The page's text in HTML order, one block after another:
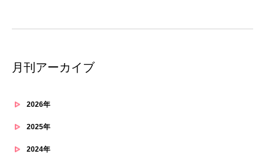
月刊アーカイブ
2026年
2025年
2024年